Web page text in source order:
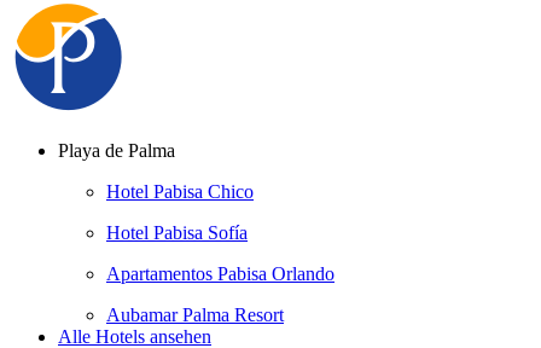
Playa de Palma
Hotel Pabisa Chico
Hotel Pabisa Sofía
Apartamentos Pabisa Orlando
Aubamar Palma Resort
Alle Hotels ansehen